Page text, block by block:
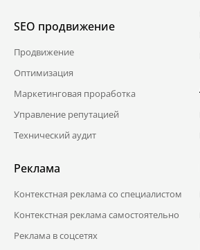
SEO продвижение
Продвижение
Оптимизация
Маркетинговая проработка
Управление репутацией
Технический аудит
Реклама
Контекстная реклама со специалистом
Контекстная реклама самостоятельно
Реклама в соцсетях